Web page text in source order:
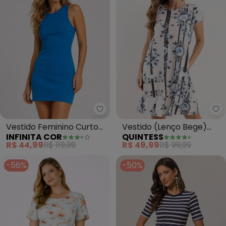
Infinita Cor - Vestido Feminino
Vestido Feminino Curto
em Malha Visco (Azul)
INFINITA COR
R$ 44,99R$ 119,99
Vestido (Lenço Bege)
com Bolsos e Mangas
Curtas
QUINTESS
R$ 49,99R$ 99,99
-56%
-50%